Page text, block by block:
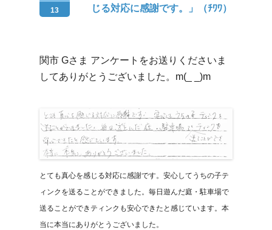
13
じる対応に感謝です。」（ﾁﾜﾜ）
関市 Gさま アンケートをお送りくださいま
してありがとうございました。m(_ _)m
とても真心を感じる対応に感謝です。安心してうちの子テ
ィンクを送ることができました。毎日遊んだ庭・駐車場で
送ることができティンクも安心できたと感じています。本
当に本当にありがとうございました。